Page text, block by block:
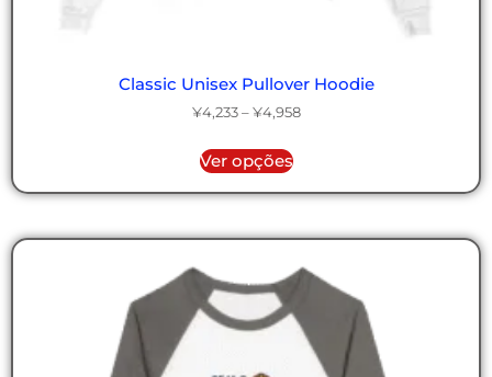
Classic Unisex Pullover Hoodie
¥4,233 – ¥4,958
Ver opções